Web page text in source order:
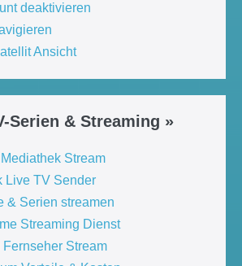
deaktivieren
Ansicht
Serien & Streaming »
Stream
Live TV Sender
& Serien streamen
Streaming Dienst
Stream